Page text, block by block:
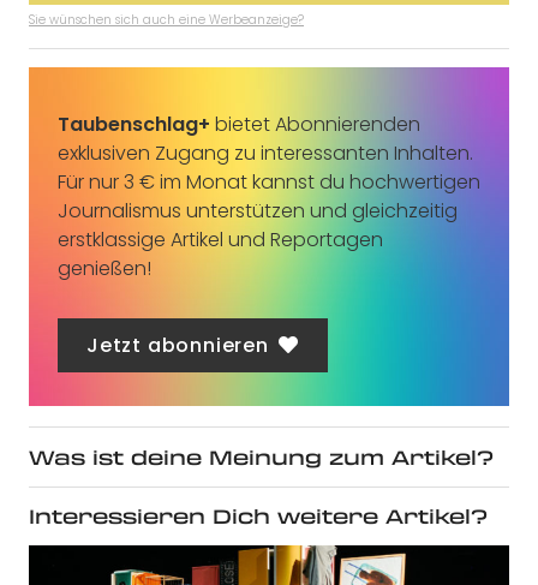
Sie wünschen sich auch eine Werbeanzeige?
Taubenschlag+ bietet Abonnierenden
exklusiven Zugang zu interessanten Inhalten.
Für nur 3 € im Monat kannst du hochwertigen
Journalismus unterstützen und gleichzeitig
erstklassige Artikel und Reportagen
genießen!
Jetzt abonnieren
Was ist deine Meinung zum Artikel?
Interessieren Dich weitere Artikel?